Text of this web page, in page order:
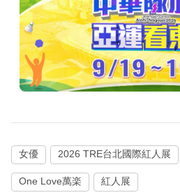
女優 2026 TRE台北國際紅人展
One Love萬楽 紅人展